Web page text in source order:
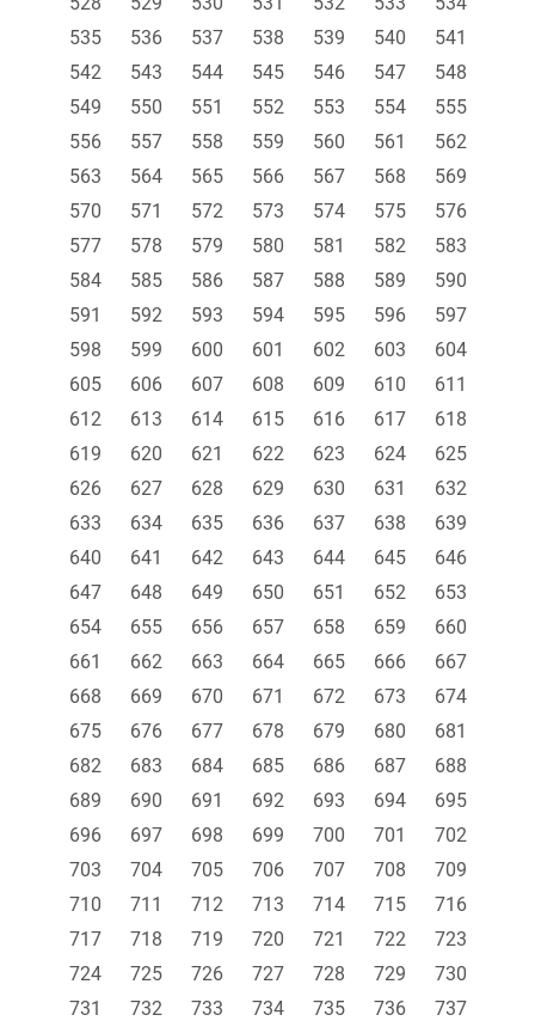
535
536 537 538 539 540
541
542
543 544 545 546 547
548
549
550 551 552 553 554
555
556
557 558 559 560 561
562
563
564 565 566 567 568
569
570
571 572 573 574 575
576
577
578 579 580 581 582
583
584
585 586 587 588 589
590
591
592 593 594 595 596
597
598
599 600 601 602 603
604
605
606 607 608 609 610
611
612
613 614 615 616 617
618
619
620 621 622 623 624
625
626
627 628 629 630 631
632
633
634 635 636 637 638
639
640
641 642 643 644 645
646
647
648 649 650 651 652
653
654
655 656 657 658 659
660
661
662 663 664 665 666
667
668
669 670 671 672 673
674
675
676 677 678 679 680
681
682
683 684 685 686 687
688
689
690 691 692 693 694
695
696
697 698 699 700 701
702
703
704 705 706 707 708
709
710
711 712 713 714 715
716
717
718 719 720 721 722
723
724
725 726 727 728 729
730
731
732 733 734 735 736
737